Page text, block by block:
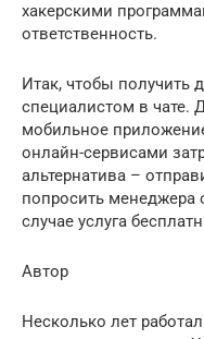
хакерскими
ответственность.
Итак, чтобы получить
специалистом в чате.
мобильное
онлайн-сервисами
альтернатива –
попросить менеджера
случае услуга
Автор
Несколько лет